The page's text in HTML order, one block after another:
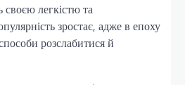
своєю легкістю та
зростає, адже в епоху
розслабитися й